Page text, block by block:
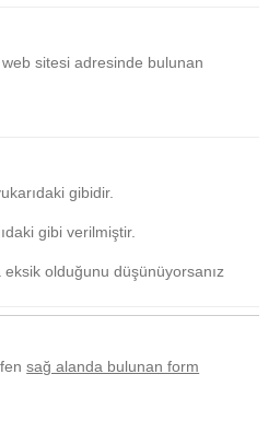
sitesi adresinde bulunan
gibidir.
gibi verilmiştir.
olduğunu düşünüyorsanız
sağ alanda bulunan form